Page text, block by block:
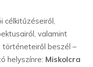
célkitűzéseiről,
valamint
beszél –
helyszínre: Miskolcra